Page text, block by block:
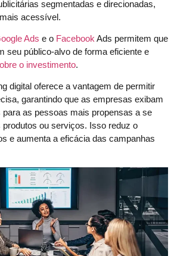
segmentadas e direcionadas,
acessível.
Ads e o Facebook Ads permitem que
seu público-alvo de forma eficiente e
o investimento.
digital oferece a vantagem de permitir
garantindo que as empresas exibam
as pessoas mais propensas a se
ou serviços. Isso reduz o
e aumenta a eficácia das campanhas